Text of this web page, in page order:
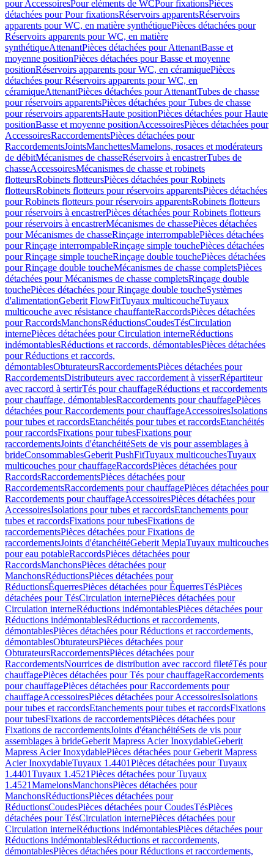
pour AccessoiresPour eléments de WCPour fixationsPièces
détachées pour Pour fixationsRéservoirs apparentsRéservoirs
apparents pour WC, en matière synthétiquePièces détachées pour
Réservoirs apparents pour WC, en matière
synthétiqueAttenantPièces détachées pour AttenantBasse et
moyenne positionPièces détachées pour Basse et moyenne
positionRéservoirs apparents pour WC, en céramiquePièces
détachées pour Réservoirs apparents pour WC, en
céramiqueAttenantPièces détachées pour AttenantTubes de chasse
pour réservoirs apparentsPièces détachées pour Tubes de chasse
pour réservoirs apparentsHaute positionPièces détachées pour Haute
positionBasse et moyenne positionAccessoiresPièces détachées pour
AccessoiresRaccordementsPièces détachées pour
RaccordementsJointsManchettesMamelons, rosaces et modérateurs
de débitMécanismes de chasseRéservoirs à encastrerTubes de
chasseAccessoiresMécanismes de chasse et robinets
flotteursRobinets flotteursPièces détachées pour Robinets
flotteursRobinets flotteurs pour réservoirs apparentsPièces détachées
pour Robinets flotteurs pour réservoirs apparentsRobinets flotteurs
pour réservoirs à encastrerPièces détachées pour Robinets flotteurs
pour réservoirs à encastrerMécanismes de chassePièces détachées
pour Mécanismes de chasseRinçage interrompablePièces détachées
pour Rinçage interrompableRinçage simple touchePièces détachées
pour Rinçage simple toucheRinçage double touchePièces détachées
pour Rinçage double toucheMécanismes de chasse completsPièces
détachées pour Mécanismes de chasse completsRinçage double
touchePièces détachées pour Rinçage double toucheSystèmes
d'alimentationGeberit FlowFitTuyaux multicoucheTuyaux
multicouche avec résistance chauffanteRaccordsPièces détachées
pour RaccordsManchonsRéductionsCoudesTésCirculation
internePièces détachées pour Circulation interneRéductions
indémontablesRéductions et raccords, démontablesPièces détachées
pour Réductions et raccords,
démontablesObturateursRaccordementsPièces détachées pour
RaccordementsDistributeurs avec raccordement à visserRépartiteur
avec raccord à sertirTés pour chauffageRéductions et raccordements
pour chauffage, démontablesRaccordements pour chauffagePièces
détachées pour Raccordements pour chauffageAccessoiresIsolations
pour tubes et raccordsEtanchéités pour tubes et raccordsEtanchéités
pour raccordsFixations pour tubesFixations pour
raccordementsJoints d'étanchéitéSets de vis pour assemblages à
brideConsommablesGeberit PushFitTuyaux multicouchesTuyaux
multicouches pour chauffageRaccordsPièces détachées pour
RaccordsRaccordementsPièces détachées pour
RaccordementsRaccordements pour chauffagePièces détachées pour
Raccordements pour chauffageAccessoiresPièces détachées pour
AccessoiresIsolations pour tubes et raccordsEtanchements pour
tubes et raccordsFixations pour tubesFixations de
raccordementsPièces détachées pour Fixations de
raccordementsJoints d'étanchéitéGeberit MeplaTuyaux multicouches
pour eau potableRaccordsPièces détachées pour
RaccordsManchonsPièces détachées pour
ManchonsRéductionsPièces détachées pour
RéductionsÉquerresPièces détachées pour ÉquerresTésPièces
détachées pour TésCirculation internePièces détachées pour
Circulation interneRéductions indémontablesPièces détachées pour
Réductions indémontablesRéductions et raccordements,
démontablesPièces détachées pour Réductions et raccordements,
démontablesObturateursPièces détachées pour
ObturateursRaccordementsPièces détachées pour
RaccordementsNourrices de distribution avec raccord filetéTés pour
chauffagePièces détachées pour Tés pour chauffageRaccordements
pour chauffagePièces détachées pour Raccordements pour
chauffageAccessoiresPièces détachées pour AccessoiresIsolations
pour tubes et raccordsEtanchements pour tubes et raccordsFixations
pour tubesFixations de raccordementsPièces détachées pour
Fixations de raccordementsJoints d'étanchéitéSets de vis pour
assemblages à brideGeberit Mapress Acier InoxydableGeberit
Mapress Acier InoxydablePièces détachées pour Geberit Mapress
Acier InoxydableTuyaux 1.4401Pièces détachées pour Tuyaux
1.4401Tuyaux 1.4521Pièces détachées pour Tuyaux
1.4521MamelonsManchonsPièces détachées pour
ManchonsRéductionsPièces détachées pour
RéductionsCoudesPièces détachées pour CoudesTésPièces
détachées pour TésCirculation internePièces détachées pour
Circulation interneRéductions indémontablesPièces détachées pour
Réductions indémontablesRéductions et raccordements,
démontablesPièces détachées pour Réductions et raccordements,